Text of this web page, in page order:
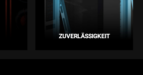
ZUVERLÄSSIGKEIT